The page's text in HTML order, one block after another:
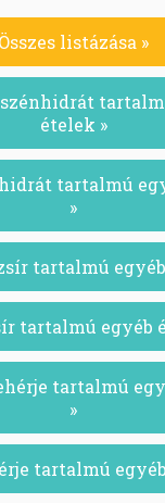
Összes listázása »
ételek »
tartalmú
»
tartalmú
tartalmú egyéb
tartalmú
»
tartalmú